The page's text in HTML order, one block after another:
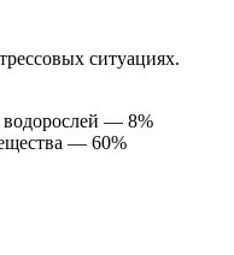
ситуациях.
— 8%
— 60%